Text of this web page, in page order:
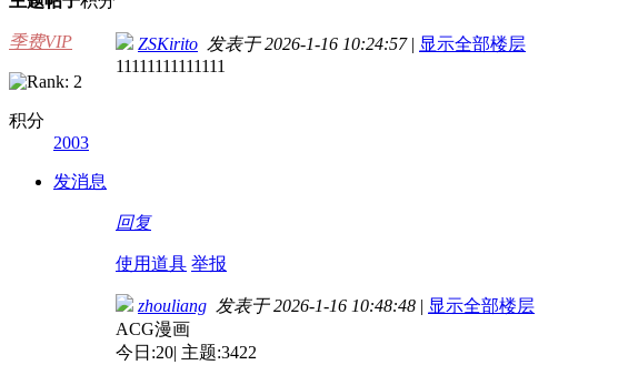
季费VIP
积分
2003
发消息
ZSKirito 发表于 2026-1-16 10:24:57 | 显示全部楼层
11111111111111
回复
使用道具 举报
zhouliang 发表于 2026-1-16 10:48:48 | 显示全部楼层
ACG漫画
今日:20| 主题:3422